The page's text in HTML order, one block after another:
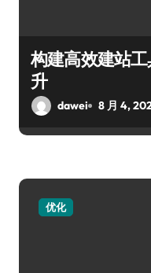
构建高效建站
升
dawei 8 月 4,
优化